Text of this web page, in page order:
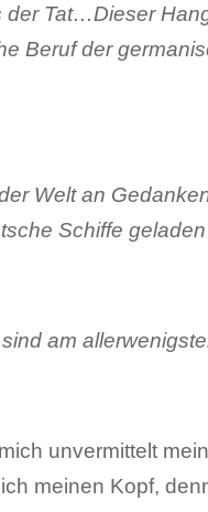
Tat…Dieser
Beruf der
Welt an
Schiffe geladen
am
unvermittelt
meinen Kopf,